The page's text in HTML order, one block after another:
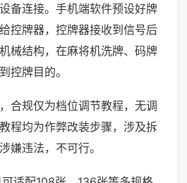
备连接。手机端软件预设好牌
控牌器，控牌器接收到信号后
械结构，在麻将机洗牌、码牌
控牌目的。
合规仅为档位调节教程，无调
程均为作弊改装步骤，涉及拆
嫌违法，不可行。